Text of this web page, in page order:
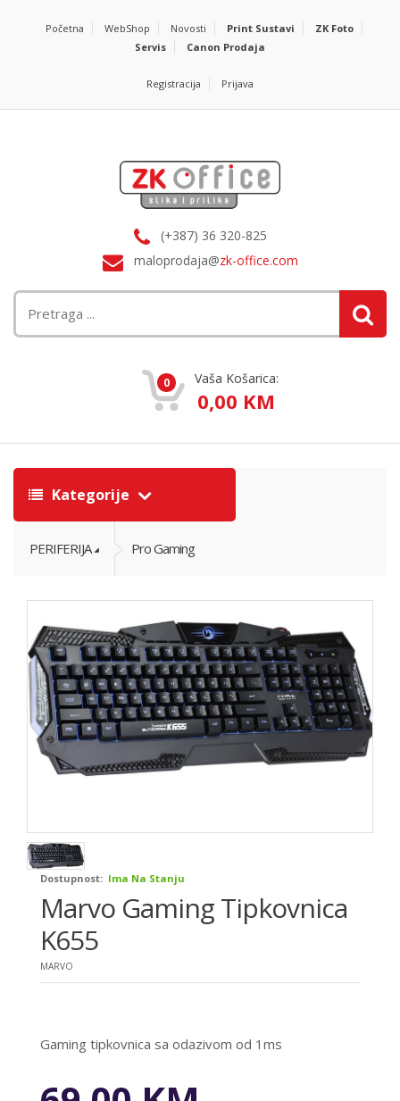
Početna WebShop Novosti Print Sustavi
ZK Foto
Servis
Canon Prodaja
Registracija Prijava
(+387) 36 320-825
maloprodaja@zk-office.com
0 Vaša Košarica:
0,00 KM
Kategorije
PERIFERIJA Pro Gaming
Dostupnost: Ima Na Stanju
Marvo Gaming Tipkovnica
K655
MARVO
Gaming tipkovnica sa odazivom od 1ms